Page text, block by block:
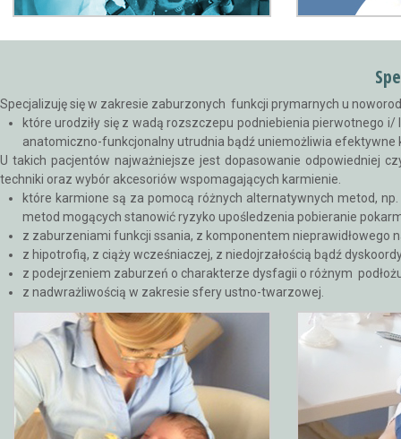
Specjalizuję się w zakresie zaburzonych funkcji prymarnych u
które urodziły się z wadą rozszczepu podniebienia pierwotnego
anatomiczno-funkcjonalny utrudnia bądź uniemożliwia efektywne
U takich pacjentów najważniejsze jest dopasowanie odpowiedniej
techniki oraz wybór akcesoriów wspomagających karmienie.
które karmione są za pomocą różnych alternatywnych metod,
metod mogących stanowić ryzyko upośledzenia pobieranie
z zaburzeniami funkcji ssania, z komponentem nieprawidłowego
z hipotrofią, z ciąży wcześniaczej, z niedojrzałością bądź
z podejrzeniem zaburzeń o charakterze dysfagii o różnym
z nadwrażliwością w zakresie sfery ustno-twarzowej.